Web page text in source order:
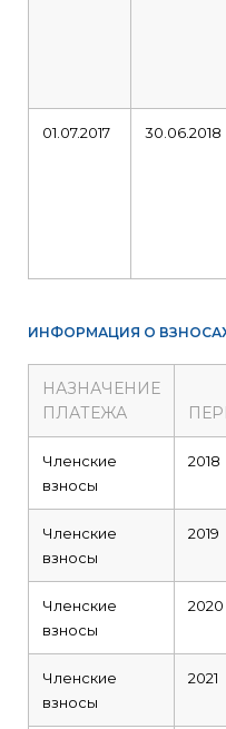
01.07.2017 30.06.2018
ИНФОРМАЦИЯ О
НАЗНАЧЕНИЕ
ПЛАТЕЖА
Членские
взносы
2018
Членские
взносы
2019
Членские
взносы
2020
Членские
взносы
2021